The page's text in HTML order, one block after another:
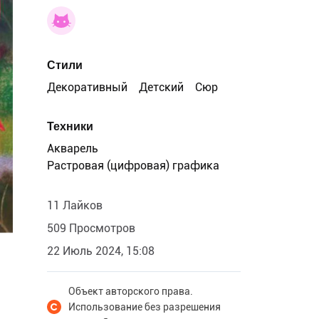
Стили
Декоративный
Детский Сюр
Техники
Акварель
Растровая (цифровая) графика
11 Лайков
509 Просмотров
22 Июль 2024, 15:08
Объект авторского права.
Использование без разрешения